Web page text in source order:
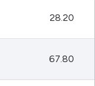
28.20
67.80